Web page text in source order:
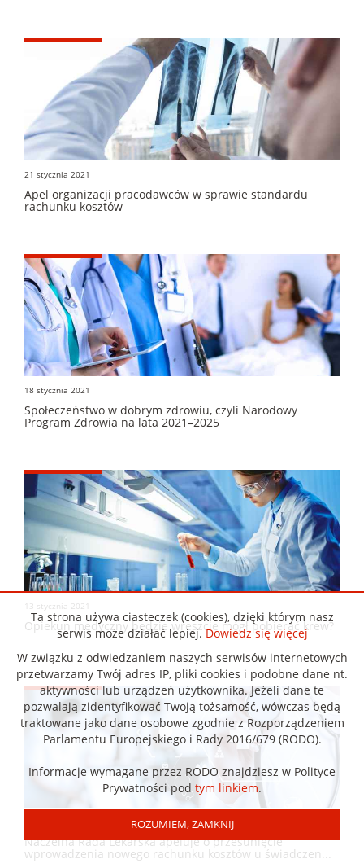
21 stycznia 2021
Apel organizacji pracodawców w sprawie standardu
rachunku kosztów
18 stycznia 2021
Społeczeństwo w dobrym zdrowiu, czyli Narodowy
Program Zdrowia na lata 2021–2025
13 stycznia 2021
Opiekun medyczny będzie wreszcie mógł pobierać krew?
Naczelna Rada Lekarska apeluje o przesunięcie
wprowadzenia nowego rachunku kosztów u świadczen...
Ta strona używa ciasteczek (cookies), dzięki którym nasz
serwis może działać lepiej.Dowiedz się więcej
W związku z odwiedzaniem naszych serwisów internetowych
przetwarzamy Twój adres IP, pliki cookies i podobne dane nt.
aktywności lub urządzeń użytkownika. Jeżeli dane te
pozwalają zidentyfikować Twoją tożsamość, wówczas będą
traktowane jako dane osobowe zgodnie z Rozporządzeniem
Parlamentu Europejskiego i Rady 2016/679 (RODO).
Informacje wymagane przez RODO znajdziesz w Polityce
Prywatności pod tym linkiem.
ROZUMIEM, ZAMKNIJ